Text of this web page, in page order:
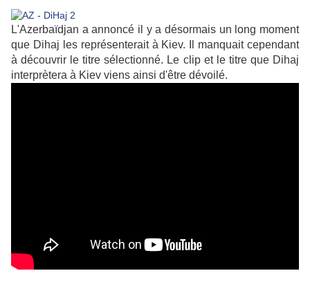
L'Azerbaïdjan a annoncé il y a désormais un long moment
que Dihaj les représenterait à Kiev. Il manquait cependant
à découvrir le titre sélectionné. Le clip et le titre que Dihaj
interprètera à Kiev viens ainsi d'être dévoilé.